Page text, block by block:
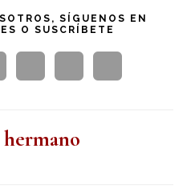
SÍGUENOS EN
O SUSCRÍBETE